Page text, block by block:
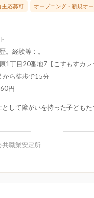
主応募可 オープニング・新規オ
。経験等：。
1丁目20番地7【こすもすカレ
から徒歩で15分
円
して障がいを持った子ども
共職業安定所